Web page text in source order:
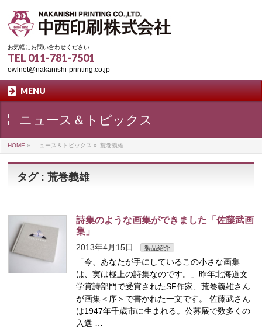
お気軽にお問い合わせください
TEL 011-781-7501
owlnet@nakanishi-printing.co.jp
MENU
ニュース＆トピックス
HOME » ニュース＆トピックス » 荒巻義雄
タグ : 荒巻義雄
詩集のような画集ができました「佐藤武画
集」
2013年4月15日 製品紹介
「今、あなたが手にしているこの小さな画集
は、実は極上の詩集なのです。」昨年北海道文
学賞詩部門で受賞されたSF作家、荒巻義雄さん
が画集＜序＞で書かれた一文です。 佐藤武さん
は1947年千歳市に生まれる。公募展で数多くの
入選 …